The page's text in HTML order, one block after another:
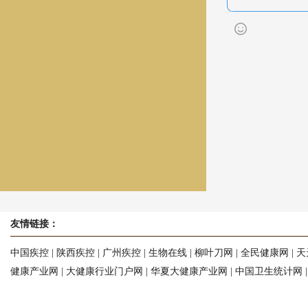
友情链接：
中国疾控 陕西疾控 广州疾控 生物在线 柳叶刀网 全民健康网
健康产业网
大健康行业门户网 华夏大健康产业网 中国卫生统计网